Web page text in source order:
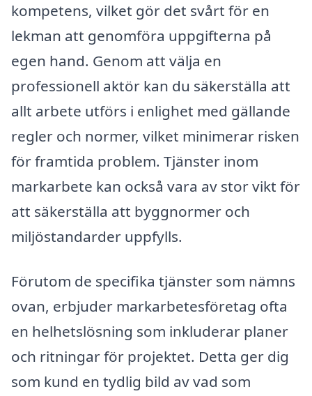
kompetens, vilket gör det svårt för en
lekman att genomföra uppgifterna på
egen hand. Genom att välja en
professionell aktör kan du säkerställa att
allt arbete utförs i enlighet med gällande
regler och normer, vilket minimerar risken
för framtida problem. Tjänster inom
markarbete kan också vara av stor vikt för
att säkerställa att byggnormer och
miljöstandarder uppfylls.
Förutom de specifika tjänster som nämns
ovan, erbjuder markarbetesföretag ofta
en helhetslösning som inkluderar planer
och ritningar för projektet. Detta ger dig
som kund en tydlig bild av vad som